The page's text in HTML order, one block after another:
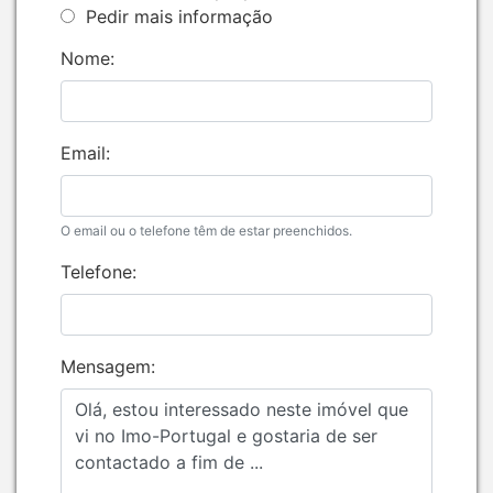
Pedir mais informação
Nome:
Email:
O email ou o telefone têm de estar preenchidos.
Telefone:
Mensagem: